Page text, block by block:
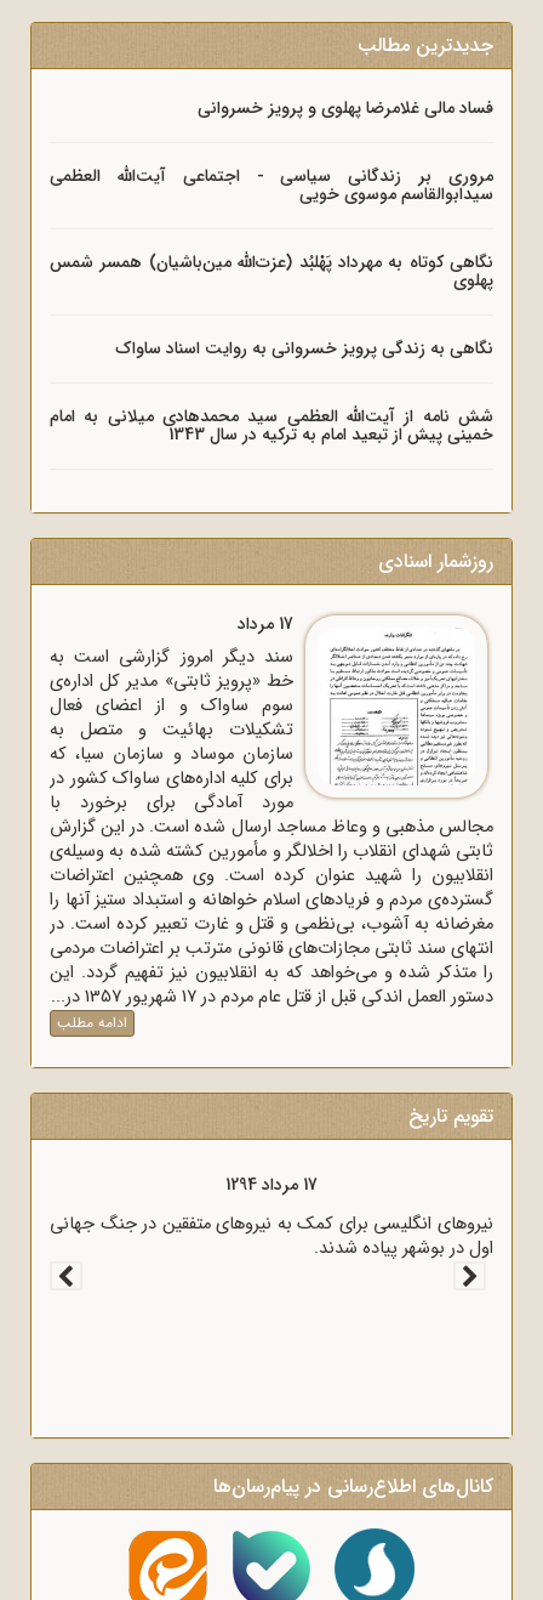
جدیدترین مطالب
فساد مالی غلامرضا پهلوی و پرویز خسروانی
مروری بر زندگانی سیاسی - اجتماعی آیت‌الله العظمی
سیدابوالقاسم موسوی خویی
نگاهی کوتاه به مهرداد پَهْلبُد (عزت‌الله مین‌باشیان) همسر شمس
پهلوی
نگاهی به زندگی پرویز خسروانی به روایت اسناد ساواک
شش نامه از آیت‌الله العظمی سید محمدهادی میلانی به امام
خمینی پیش از تبعید امام به ترکیه در سال 1343
روزشمار اسنادی
17 مرداد
سند دیگر امروز گزارشی است به
خط «پرویز ثابتی» مدیر کل اداره‌ی
سوم ساواک و از اعضای فعال
تشکیلات بهائیت و متصل به
سازمان موساد و سازمان سیا، که
برای کلیه اداره‌های ساواک‌ کشور در
مورد آمادگی برای برخورد با
مجالس مذهبی و وعاظ مساجد ارسال شده است. در این گزارش
ثابتی شهدای انقلاب را اخلالگر و مأمورین کشته شده به وسیله‌ی
انقلابیون را شهید عنوان کرده است. وی همچنین اعتراضات
گسترده‌ی مردم و فریادهای اسلام خواهانه و استبداد ستیز آنها را
مغرضانه به آشوب، بی‌نظمی و قتل و غارت تعبیر کرده است. در
انتهای سند ثابتی مجازات‌های قانونی مترتب بر اعتراضات مردمی
را متذکر شده و می‌خواهد که به انقلابیون نیز تفهیم گردد. این
دستور العمل اندکی قبل از قتل عام مردم در 17 شهریور 1357 در...
ادامه مطلب
تقویم تاریخ
17 مرداد 1294
نیروهای انگلیسی برای کمک به نیروهای متفقین در جنگ جهانی
اول در بوشهر پیاده شدند.
به وسیله
کانال‌های اطلاع‌رسانی در پیام‌رسان‌ها